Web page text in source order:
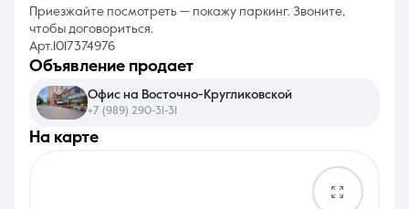
Приезжайте посмотреть — покажу паркинг. Звоните,
чтобы договориться.
Арт.1017374976
на карте
объявление продает
Офис на Восточно-Кругликовской
+7 (989) 290-31-31